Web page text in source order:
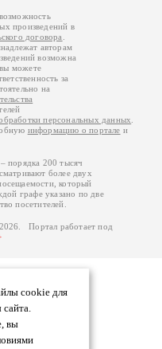
cookie для
вы
произведений в
договора.
авторам
возможна
вы можете
за
на
персональных данных.
информацию о портале и
порядка 200 тысяч
более двух
который
графе указано по две
посетителей.
Портал работает под